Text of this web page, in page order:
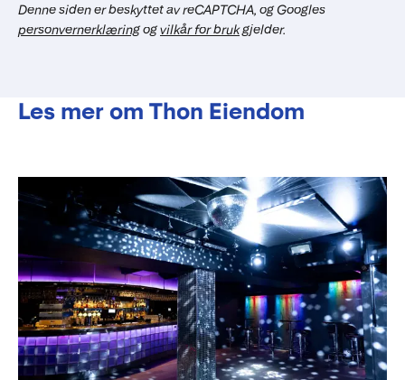
Denne siden er beskyttet av reCAPTCHA, og Googles
personvernerklæringogvilkår for brukgjelder.
Les mer om Thon Eiendom